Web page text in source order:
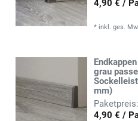
4,90 € /
* inkl. ges.
grau
mm)
4,90 € /